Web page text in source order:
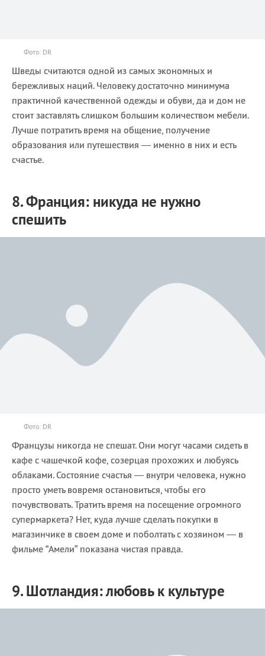
Фото: DR
Шведы считаются одной из самых экономных и
бережливых наций. Человеку достаточно минимума
практичной качественной одежды и обуви, да и дом не
стоит заставлять слишком большим количеством мебели.
Лучше потратить время на общение, получение
образования или путешествия — именно в них и есть
счастье.
8. Франция: никуда не нужно
спешить
Фото: DR
Французы никогда не спешат. Они могут часами сидеть в
кафе с чашечкой кофе, созерцая прохожих и любуясь
облаками. Состояние счастья — внутри человека, нужно
просто уметь вовремя остановиться, чтобы его
почувствовать. Тратить время на посещение огромного
супермаркета? Нет, куда лучше сделать покупки в
магазинчике в своем доме и поболтать с хозяином — в
фильме “Амели” показана чистая правда.
9. Шотландия: любовь к культуре